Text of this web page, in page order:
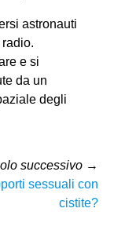
astronauti
e si
da un
degli
successivo →
sessuali con
cistite?